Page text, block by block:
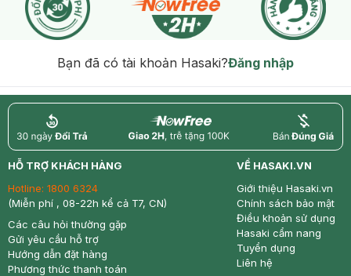
Bạn đã có tài khoản Hasaki?Đăng nhập
return nowfree price
HỖ TRỢ KHÁCH HÀNG
Hotline: 1800 6324
(Miễn phí , 08-22h kể cả T7, CN)
Các câu hỏi thường gặp
Gửi yêu cầu hỗ trợ
Hướng dẫn đặt hàng
Phương thức thanh toán
VỀ HASAKI.VN
Giới thiệu Hasaki.vn
Chính sách bảo mật
Điều khoản sử dụng
Hasaki cẩm nang
Tuyển dụng
Liên hệ